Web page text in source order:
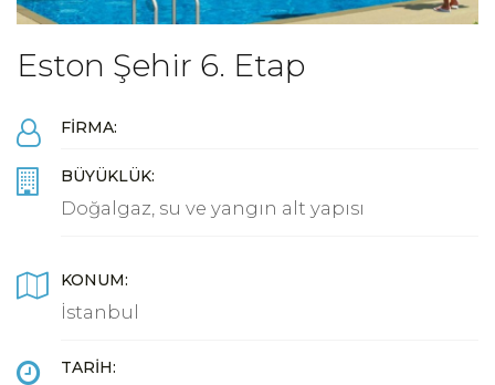
Eston Şehir 6. Etap
FIRMA:
BÜYÜKLÜK:
Doğalgaz, su ve yangın alt yapısı
KONUM:
İstanbul
TARIH: